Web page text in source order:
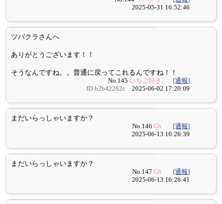
2025-05-31 16:52:46
ツバクラさんへ
ありがとうございます！！
そうなんですね。。普通に戻ってこれるんですね！！
No.145 いちご好き
[通報]
ID:b2b42262c 2025-06-02 17:20:09
まだいらっしゃいますか？
No.146Gh
[通報]
2025-06-13 16:26:39
まだいらっしゃいますか？
No.147Gh
[通報]
2025-06-13 16:26:41